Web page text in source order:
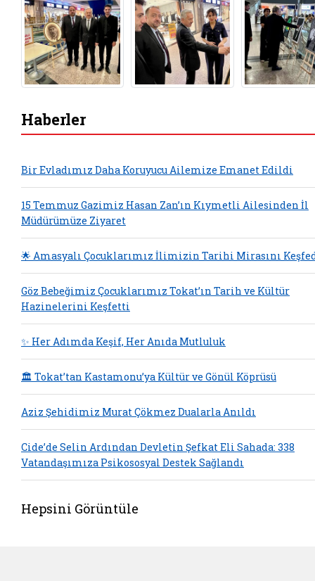
Haberler
Bir Evladımız Daha Koruyucu Ailemize Emanet Edildi
15 Temmuz Gazimiz Hasan Zan’ın Kıymetli Ailesinden İl
Müdürümüze Ziyaret
🌟 Amasyalı Çocuklarımız İlimizin Tarihi Mirasını
Göz Bebeğimiz Çocuklarımız Tokat’ın Tarih ve Kültür
Hazinelerini Keşfetti
✨ Her Adımda Keşif, Her Anıda Mutluluk
🏛️ Tokat’tan Kastamonu’ya Kültür ve Gönül Köprüsü
Aziz Şehidimiz Murat Çökmez Dualarla Anıldı
Cide’de Selin Ardından Devletin Şefkat Eli Sahada: 338
Vatandaşımıza Psikososyal Destek Sağlandı
Hepsini Görüntüle